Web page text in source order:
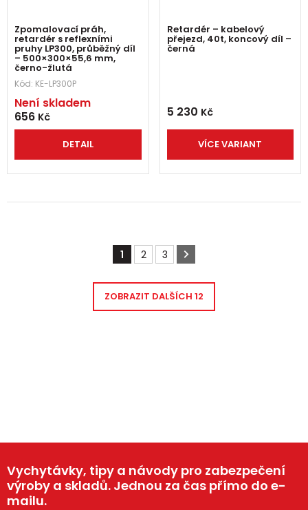
Zpomalovací práh,
retardér s reflexními
pruhy LP300, průběžný díl
– 500×300×55,6 mm,
černo-žlutá
Kód: KE-LP300P
Není skladem
656 Kč
DETAIL
Retardér – kabelový
přejezd, 40t, koncový díl –
černá
5 230 Kč
VÍCE VARIANT
1 2 3
ZOBRAZIT DALŠÍCH 12
Vychytávky, tipy a návody pro zabezpečení
výroby a skladů. Jednou za čas přímo do e-
mailu.